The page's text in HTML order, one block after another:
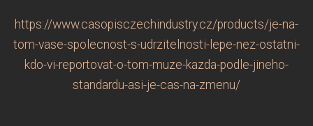
https://www.casopisczechindustry.cz/products/je-na-
tom-vase-spolecnost-s-udrzitelnosti-lepe-nez-ostatni-
kdo-vi-reportovat-o-tom-muze-kazda-podle-jineho-
standardu-asi-je-cas-na-zmenu/